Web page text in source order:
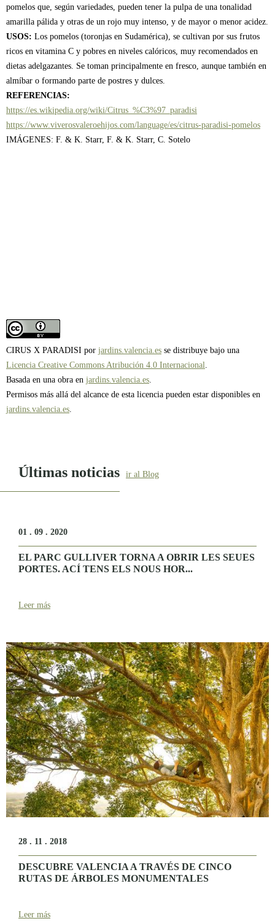
pomelos que, según variedades, pueden tener la pulpa de una tonalidad
amarilla pálida y otras de un rojo muy intenso, y de mayor o menor acidez.
USOS: Los pomelos (toronjas en Sudamérica), se cultivan por sus frutos
ricos en vitamina C y pobres en niveles calóricos, muy recomendados en
dietas adelgazantes. Se toman principalmente en fresco, aunque también en
almíbar o formando parte de postres y dulces.
REFERENCIAS:
https://es.wikipedia.org/wiki/Citrus_%C3%97_paradisi
https://www.viverosvaleroehijos.com/language/es/citrus-paradisi-pomelos
IMÁGENES: F. & K. Starr, F. & K. Starr, C. Sotelo
CIRUS X PARADISI por jardins.valencia.es se distribuye bajo una
Licencia Creative Commons Atribución 4.0 Internacional
Basada en una obra en jardins.valencia.es
Permisos más allá del alcance de esta licencia pueden estar disponibles en
jardins.valencia.es
Últimas noticias ir al Blog
01 . 09 . 2020
EL PARC GULLIVER TORNA A OBRIR LES SEUES
PORTES. ACÍ TENS ELS NOUS HOR...
Leer más
28 . 11 . 2018
DESCUBRE VALENCIA A TRAVÉS DE CINCO
RUTAS DE ÁRBOLES MONUMENTALES
Leer más